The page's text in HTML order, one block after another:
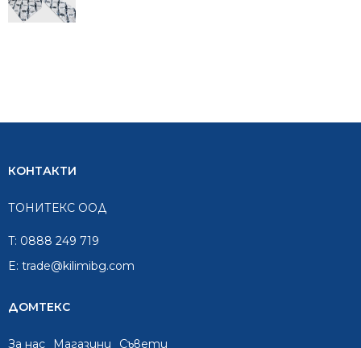
/
КОНТАКТИ
ТОНИТЕКС ООД
T: 0888 249 719
E: trade@kilimibg.com
ДОМТЕКС
За нас Mагазини Съвети